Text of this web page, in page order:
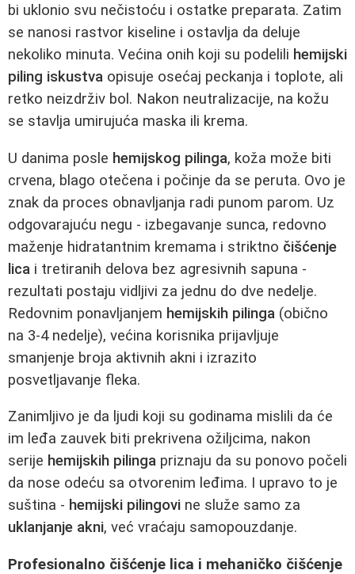
bi uklonio svu nečistoću i ostatke preparata. Zatim
se nanosi rastvor kiseline i ostavlja da deluje
nekoliko minuta. Većina onih koji su podelili hemijski
piling iskustva opisuje osećaj peckanja i toplote, ali
retko neizdrživ bol. Nakon neutralizacije, na kožu
se stavlja umirujuća maska ili krema.
U danima posle hemijskog pilinga, koža može biti
crvena, blago otečena i počinje da se peruta. Ovo je
znak da proces obnavljanja radi punom parom. Uz
odgovarajuću negu - izbegavanje sunca, redovno
maženje hidratantnim kremama i striktno čišćenje
lica i tretiranih delova bez agresivnih sapuna -
rezultati postaju vidljivi za jednu do dve nedelje.
Redovnim ponavljanjem hemijskih pilinga (obično
na 3-4 nedelje), većina korisnika prijavljuje
smanjenje broja aktivnih akni i izrazito
posvetljavanje fleka.
Zanimljivo je da ljudi koji su godinama mislili da će
im leđa zauvek biti prekrivena ožiljcima, nakon
serije hemijskih pilinga priznaju da su ponovo počeli
da nose odeću sa otvorenim leđima. I upravo to je
suština - hemijski pilingovi ne služe samo za
uklanjanje akni, već vraćaju samopouzdanje.
Profesionalno čišćenje lica i mehaničko čišćenje